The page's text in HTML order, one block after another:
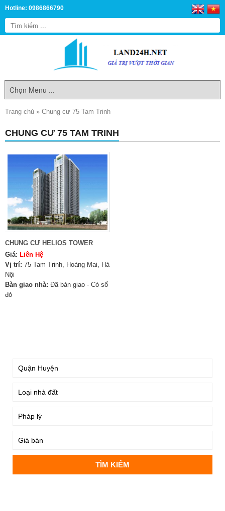
Hotline: 0986866790
Trang chủ » Chung cư 75 Tam Trinh
CHUNG CƯ 75 TAM TRINH
CHUNG CƯ HELIOS TOWER
Giá: Liên Hệ
Vị trí: 75 Tam Trinh, Hoàng Mai, Hà
Nội
Bàn giao nhà: Đã bàn giao - Có sổ
đỏ